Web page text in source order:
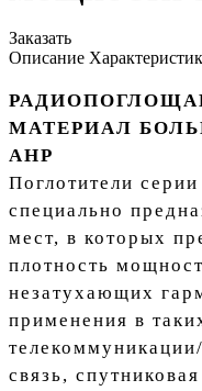
Заказать
Описание
МАТЕРИАЛ
AHP
Поглотители
специально
мест, в которых
плотность
незатухающих
применения в
связь,